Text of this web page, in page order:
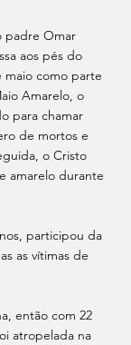
padre Omar
aos pés do
maio como parte
Amarelo, o
para chamar
de mortos e
o Cristo
amarelo durante
participou da
as vítimas de
então com 22
atropelada na